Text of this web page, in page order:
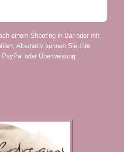
einem Shooting in Bar oder mit
Alternativ können Sie Ihre
oder Überweisung